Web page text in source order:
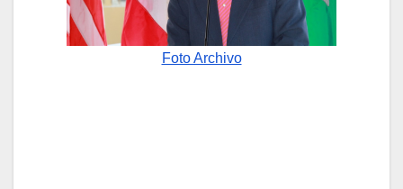
Foto Archivo